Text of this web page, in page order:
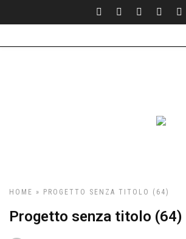
HOME » PROGETTO SENZA TITOLO (64)
Progetto senza titolo (64)